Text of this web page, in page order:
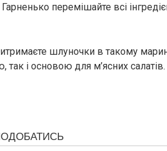
перемішайте всі
шлуночки в такому
і основою для м’ясних салатів.